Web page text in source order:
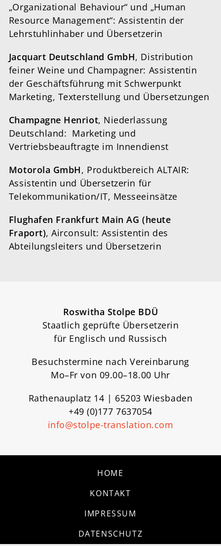
„Organizational Behaviour“ und „Human
Resource Management“: Assistentin der
Lehrstuhlinhaber und Übersetzerin
Jacquart Deutschland GmbH, Distribution
feiner Weine und Champagner: Assistentin
der Geschäftsführung mit Schwerpunkt
Marketing, Texterstellung und Übersetzungen
Champagne Henriot, Niederlassung
Deutschland: Marketing und
Vertriebsbeauftragte im Innendienst
Motorola GmbH, Produktbereich ALTAIR:
Assistentin und Übersetzerin für
Telekommunikation/IT, Messeeinsätze
Flughafen Frankfurt Main AG (heute
Fraport), Airconsult: Assistentin des
Abteilungsleiters und Übersetzerin
Roswitha Stolpe BDÜ
Staatlich geprüfte Übersetzerin
für Englisch und Russisch
Besuchstermine nach Vereinbarung
Mo–Fr von 09.00–18.00 Uhr
Rathenauplatz 14 | 65203 Wiesbaden
+49 (0)177 7637054
info@stolpe-translation.com
HOME
KONTAKT
IMPRESSUM
DATENSCHUTZ